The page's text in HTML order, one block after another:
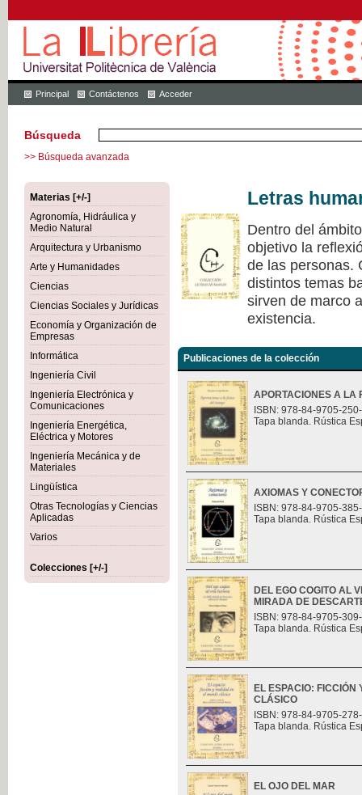
Principal Contáctenos Acceder
Búsqueda
>> Búsqueda avanzada
Materias [+/-]
Agronomía, Hidráulica y
Medio Natural
Arquitectura y Urbanismo
Arte y Humanidades
Ciencias
Ciencias Sociales y Jurídicas
Economía y Organización de
Empresas
Informática
Ingeniería Civil
Ingeniería Electrónica y
Comunicaciones
Ingeniería Energética,
Eléctrica y Motores
Ingeniería Mecánica y de
Materiales
Lingüística
Otras Tecnologías y Ciencias
Aplicadas
Varios
Colecciones [+/-]
Letras
Dentro del
objetivo la
de las personas.
distintos temas
sirven de marco
existencia.
Publicaciones de la colección
APORTACIONES A LA
ISBN: 978-84-9705-
Tapa blanda. Rústica
AXIOMAS Y
ISBN: 978-84-9705-
Tapa blanda. Rústica
DEL EGO COGITO AL
MIRADA DE
ISBN: 978-84-9705-
Tapa blanda. Rústica
EL ESPACIO:
CLÁSICO
ISBN: 978-84-9705-
Tapa blanda. Rústica
EL OJO DEL MAR